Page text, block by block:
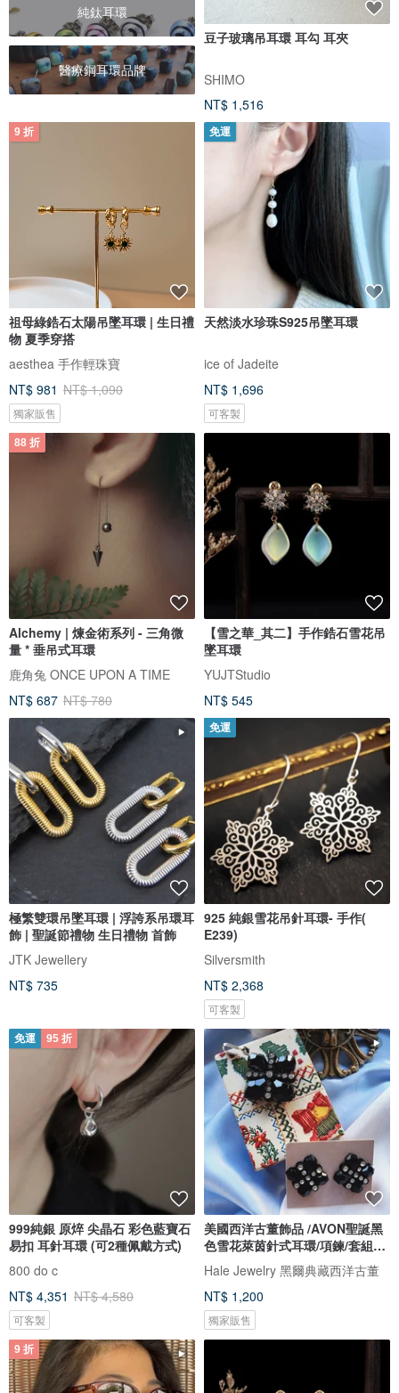
純鈦耳環
醫療鋼耳環品牌
豆子玻璃吊耳環 耳勾 耳夾
SHIMO
NT$ 1,516
9 折
祖母綠鋯石太陽吊墜耳環 | 生日禮
物 夏季穿搭
aesthea 手作輕珠寶
NT$ 981 NT$ 1,090
獨家販售
免運
天然淡水珍珠S925吊墜耳環
ice of Jadeite
NT$ 1,696
可客製
88 折
Alchemy | 煉金術系列 - 三角微
量 * 垂吊式耳環
鹿角兔 ONCE UPON A TIME
NT$ 687 NT$ 780
【雪之華_其二】手作鋯石雪花吊
墜耳環
YUJTStudio
NT$ 545
極繁雙環吊墜耳環 | 浮誇系吊環耳
飾 | 聖誕節禮物 生日禮物 首飾
JTK Jewellery
NT$ 735
免運
925 純銀雪花吊針耳環- 手作(
E239)
Silversmith
NT$ 2,368
可客製
免運 95 折
999純銀 原焠 尖晶石 彩色藍寶石
易扣 耳針耳環 (可2種佩戴方式)
800 do c
NT$ 4,351 NT$ 4,580
可客製
美國西洋古董飾品 /AVON聖誕黑
色雪花萊茵針式耳環/項鍊/套組
1987
Hale Jewelry 黑爾典藏西洋古董
NT$ 1,200
獨家販售
9 折